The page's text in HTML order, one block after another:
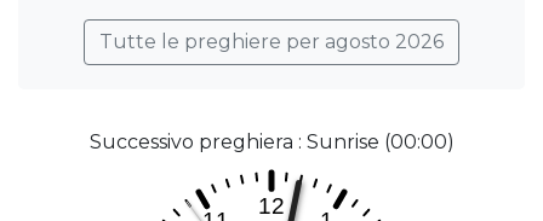
Tutte le preghiere per agosto 2026
Successivo preghiera : Sunrise (00:00)